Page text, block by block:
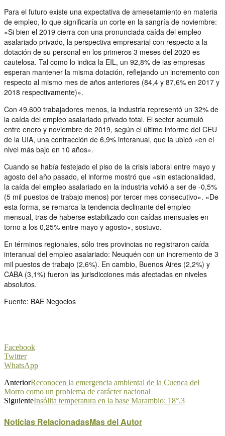
Para el futuro existe una expectativa de amesetamiento en materia
de empleo, lo que significaría un corte en la sangría de noviembre:
«Si bien el 2019 cierra con una pronunciada caída del empleo
asalariado privado, la perspectiva empresarial con respecto a la
dotación de su personal en los primeros 3 meses del 2020 es
cautelosa. Tal como lo indica la EIL, un 92,8% de las empresas
esperan mantener la misma dotación, reflejando un incremento con
respecto al mismo mes de años anteriores (84,4 y 87,6% en 2017 y
2018 respectivamente)».
Con 49.600 trabajadores menos, la industria representó un 32% de
la caída del empleo asalariado privado total. El sector acumuló
entre enero y noviembre de 2019, según el último informe del CEU
de la UIA, una contracción de 6,9% interanual, que la ubicó «en el
nivel más bajo en 10 años».
Cuando se había festejado el piso de la crisis laboral entre mayo y
agosto del año pasado, el informe mostró que «sin estacionalidad,
la caída del empleo asalariado en la industria volvió a ser de -0,5%
(5 mil puestos de trabajo menos) por tercer mes consecutivo». «De
esta forma, se remarca la tendencia declinante del empleo
mensual, tras de haberse estabilizado con caídas mensuales en
torno a los 0,25% entre mayo y agosto», sostuvo.
En términos regionales, sólo tres provincias no registraron caída
interanual del empleo asalariado: Neuquén con un incremento de 3
mil puestos de trabajo (2,6%). En cambio, Buenos Aires (2,2%) y
CABA (3,1%) fueron las jurisdicciones más afectadas en niveles
absolutos.
Fuente: BAE Negocios
Facebook
Twitter
WhatsApp
AnteriorReconocen la emergencia ambiental de la Cuenca del
Morro como un problema de carácter nacional
SiguienteInsólita temperatura en la base Marambio: 18°.3
Noticias RelacionadasMas del Autor